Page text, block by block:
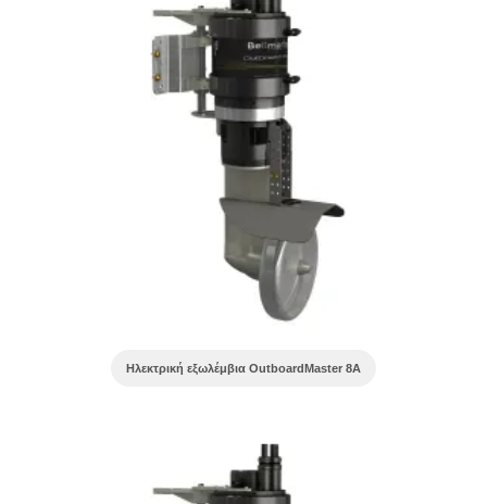
Ηλεκτρική εξωλέμβια OutboardMaster 8A